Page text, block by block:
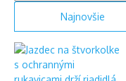
Najnovšie